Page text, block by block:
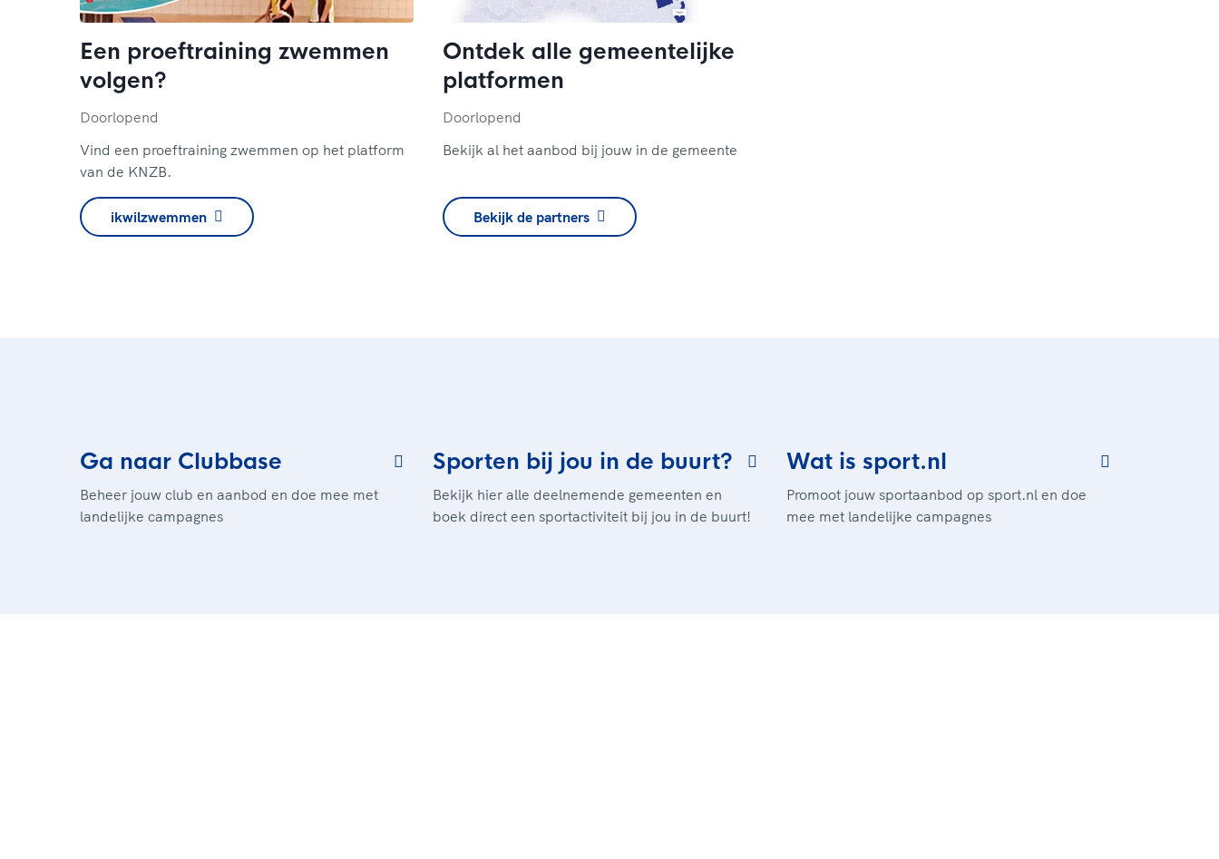
Een proeftraining zwemmen
volgen?
Doorlopend
Vind een proeftraining zwemmen op het platform
van de KNZB.
ikwilzwemmen
Ontdek alle gemeentelijke
platformen
Doorlopend
Bekijk al het aanbod bij jouw in de gemeente
Bekijk de partners
Ga naar Clubbase
Beheer jouw club en aanbod en doe mee met
landelijke campagnes
Sporten bij jou in de buurt?
Bekijk hier alle deelnemende gemeenten en
boek direct een sportactiviteit bij jou in de buurt!
Wat is sport.nl
Promoot jouw sportaanbod op sport.nl en doe
mee met landelijke campagnes